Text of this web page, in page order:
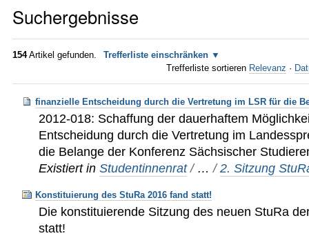
Suchergebnisse
154Artikel gefunden.
Trefferliste einschränken
Trefferliste sortieren Relevanz ·
finanzielle Entscheidung durch die Vertretung im LSR für die
2012-018: Schaffung der dauerhaftem
Entscheidung durch die Vertretung im
die Belange der Konferenz Sächsischer
Existiert in Studentinnenrat / …/2. Sitzung
Konstituierung des StuRa 2016 fand statt!
Die konstituierende Sitzung des neuen StuRa
statt!